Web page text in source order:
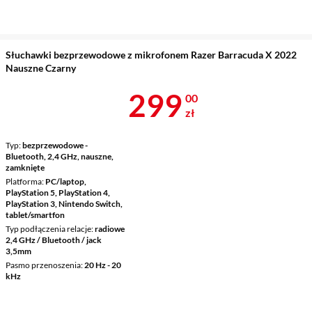
Słuchawki bezprzewodowe z mikrofonem Razer Barracuda X 2022
Nauszne Czarny
Typ bezprzewodowe -
Bluetooth, 2,4 GHz, nauszne,
zamknięte
Platforma PC/laptop,
PlayStation 5, PlayStation 4,
PlayStation 3, Nintendo Switch,
tablet/smartfon
Typ podłączenia relacje radiowe
2,4 GHz / Bluetooth / jack
3,5mm
Pasmo przenoszenia 20 Hz - 20
kHz
Cena 299 zł
299 00
zł